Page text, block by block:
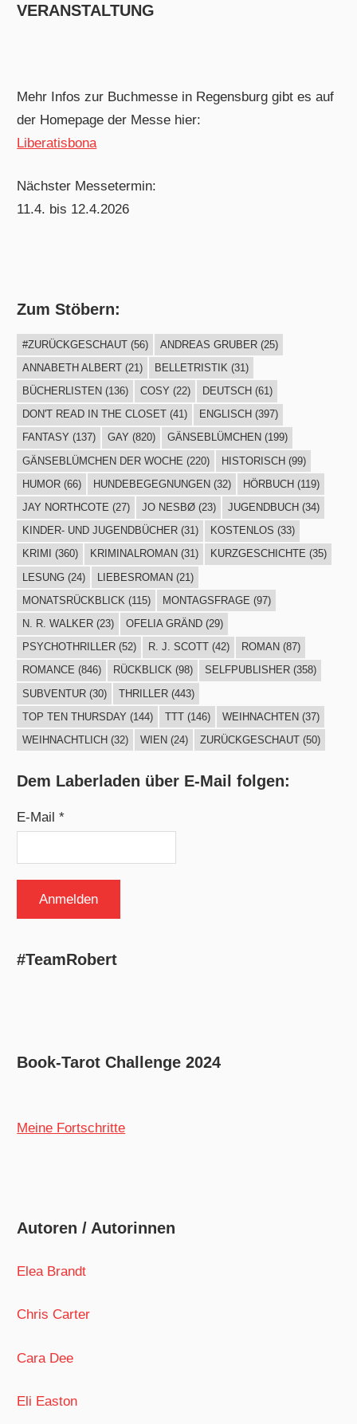
VERANSTALTUNG
Mehr Infos zur Buchmesse in Regensburg gibt es auf
der Homepage der Messe hier:
Liberatisbona
Nächster Messetermin:
11.4. bis 12.4.2026
Zum Stöbern:
#ZURÜCKGESCHAUT(56) ANDREAS GRUBER(25)
ANNABETH ALBERT(21) BELLETRISTIK (31)
BÜCHERLISTEN (136) COSY (22) DEUTSCH (61)
DON'T READ IN THE CLOSET(41) ENGLISCH (397)
FANTASY (137) GAY (820) GÄNSEBLÜMCHEN (199)
GÄNSEBLÜMCHEN DER WOCHE (220) HISTORISCH(99)
HUMOR(66) HUNDEBEGEGNUNGEN (32) HÖRBUCH (119)
JAY NORTHCOTE (27) JO NESBØ(23) JUGENDBUCH (34)
KINDER- UND JUGENDBÜCHER(31) KOSTENLOS (33)
KRIMI
(360) KRIMINALROMAN (31) KURZGESCHICHTE (35)
LESUNG(24) LIEBESROMAN(21)
MONATSRÜCKBLICK (115) MONTAGSFRAGE (97)
N. R. WALKER(23) OFELIA GRÄND(29)
PSYCHOTHRILLER(52) R. J. SCOTT(42) ROMAN (87)
ROMANCE (846) RÜCKBLICK(98) SELFPUBLISHER(358)
SUBVENTUR(30) THRILLER(443)
TOP TEN THURSDAY (144) TTT(146) WEIHNACHTEN(37)
WEIHNACHTLICH (32) WIEN (24) ZURÜCKGESCHAUT(50)
Dem Laberladen über E-Mail folgen:
E-Mail *
#TeamRobert
Book-Tarot Challenge 2024
Meine Fortschritte
Autoren / Autorinnen
Elea Brandt
Chris Carter
Cara Dee
Eli Easton